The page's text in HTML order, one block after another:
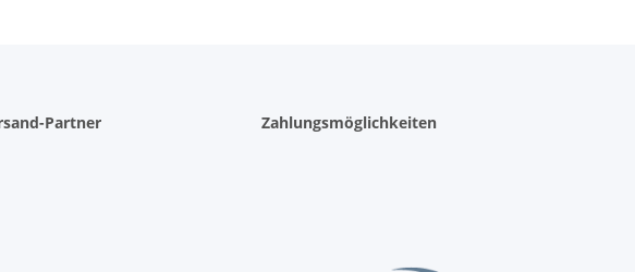
Partner Zahlungsmöglichkeiten